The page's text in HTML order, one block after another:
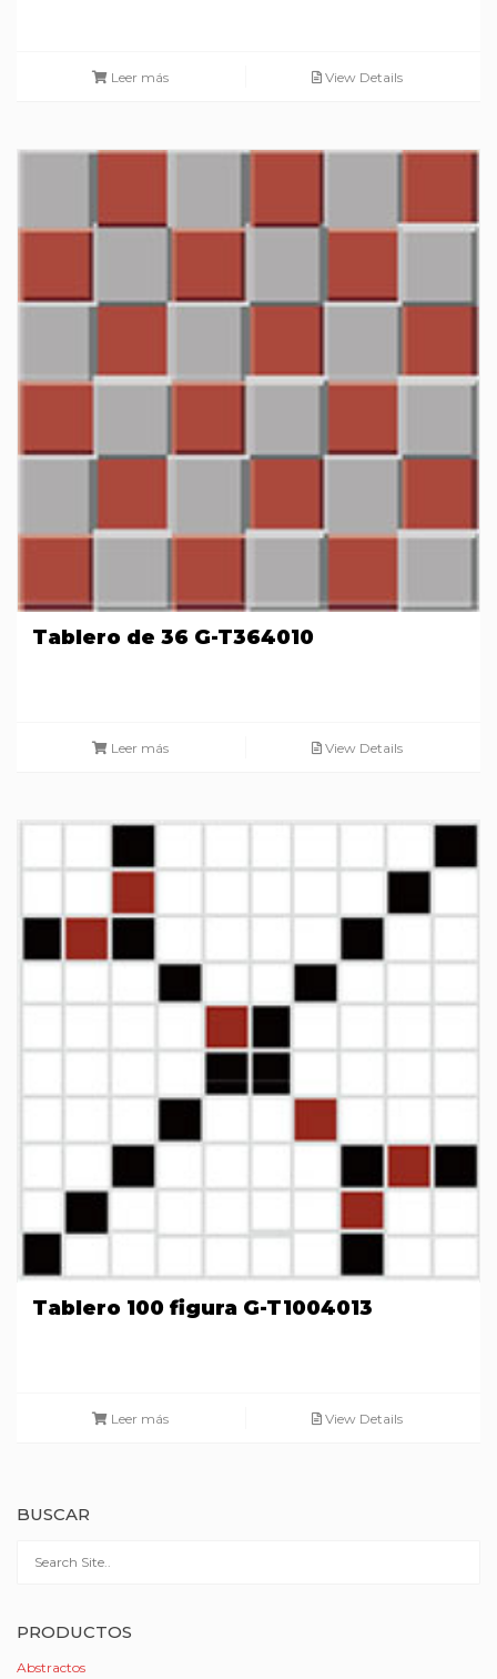
Leer más View Details
Tablero de 36 G-T364010
Leer más View Details
Tablero 100 figura G-T1004013
Leer más View Details
BUSCAR
PRODUCTOS
Abstractos